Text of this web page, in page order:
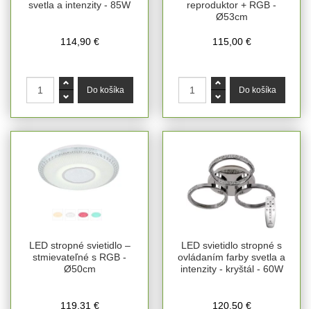
svetla a intenzity - 85W
114,90 €
reproduktor + RGB -
Ø53cm
115,00 €
LED stropné svietidlo –
stmievateľné s RGB -
Ø50cm
119,31 €
LED svietidlo stropné s
ovládaním farby svetla a
intenzity - kryštál - 60W
120,50 €